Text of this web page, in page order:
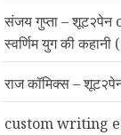
संजय गुप्ता – शूट२पेन
स्वर्णिम युग की कहानी
राज कॉमिक्स –
custom writing